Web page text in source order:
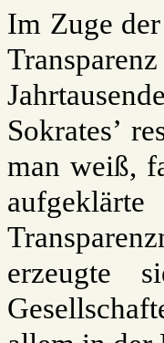
Im Zuge
Sokrates’
man weiß,
erzeugte